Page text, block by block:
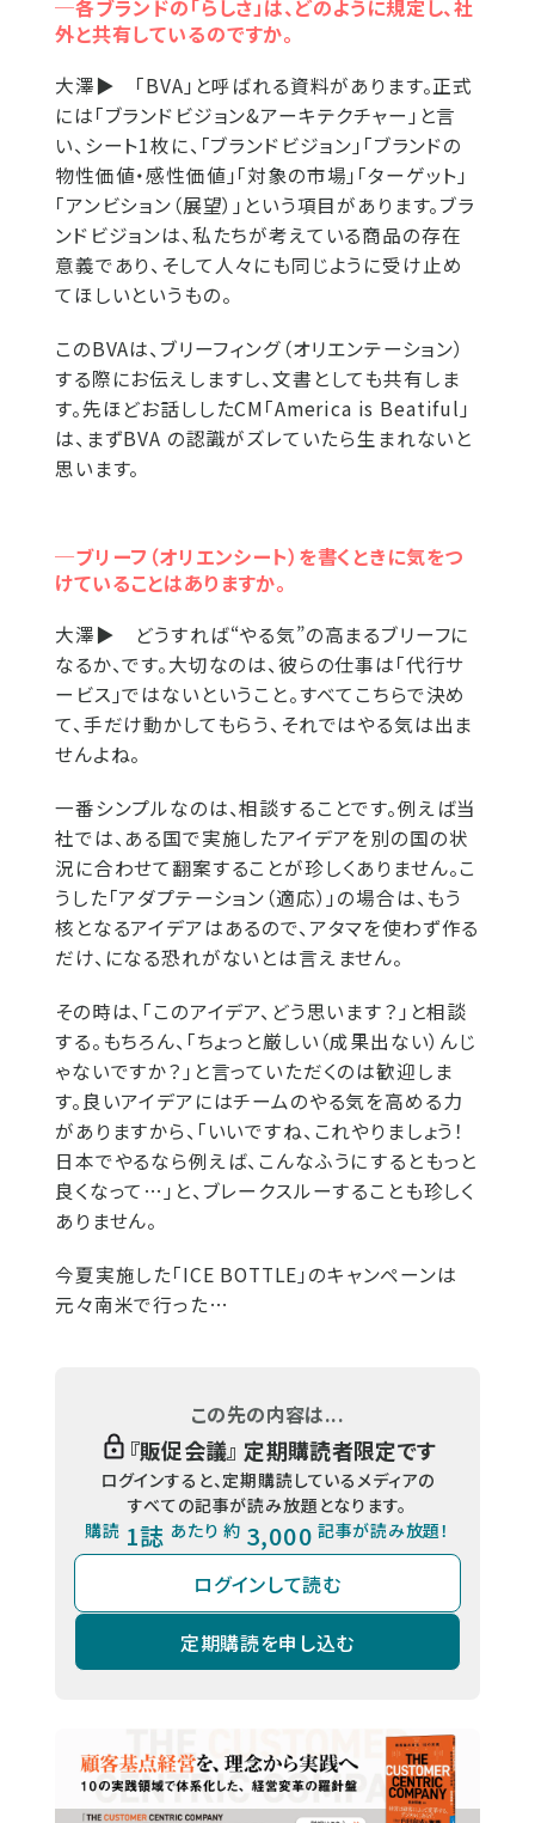
─各ブランドの「らしさ」は、どのように規定し、社
外と共有しているのですか。
大澤▶ 「BVA」と呼ばれる資料があります。正式
には「ブランドビジョン&アーキテクチャー」と言
い、シート1枚に、「ブランドビジョン」「ブランドの
物性価値・感性価値」「対象の市場」「ターゲット」
「アンビション（展望）」という項目があります。ブラ
ンドビジョンは、私たちが考えている商品の存在
意義であり、そして人々にも同じように受け止め
てほしいというもの。
このBVAは、ブリーフィング（オリエンテーション）
する際にお伝えしますし、文書としても共有しま
す。先ほどお話ししたCM「America is Beatiful」
は、まずBVA の認識がズレていたら生まれないと
思います。
─ブリーフ（オリエンシート）を書くときに気をつ
けていることはありますか。
大澤▶ どうすれば“やる気”の高まるブリーフに
なるか、です。大切なのは、彼らの仕事は「代行サ
ービス」ではないということ。すべてこちらで決め
て、手だけ動かしてもらう、それではやる気は出ま
せんよね。
一番シンプルなのは、相談することです。例えば当
社では、ある国で実施したアイデアを別の国の状
況に合わせて翻案することが珍しくありません。こ
うした「アダプテーション（適応）」の場合は、もう
核となるアイデアはあるので、アタマを使わず作る
だけ、になる恐れがないとは言えません。
その時は、「このアイデア、どう思います？」と相談
する。もちろん、「ちょっと厳しい（成果出ない）んじ
ゃないですか？」と言っていただくのは歓迎しま
す。良いアイデアにはチームのやる気を高める力
がありますから、「いいですね、これやりましょう！
日本でやるなら例えば、こんなふうにするともっと
良くなって…」と、ブレークスルーすることも珍しく
ありません。
今夏実施した「ICE BOTTLE」のキャンペーンは
元々南米で行った…
この先の内容は...
『販促会議』 定期購読者限定です
ログインすると、定期購読しているメディアの
すべての記事が読み放題となります。
購読 1誌 あたり 約 3,000 記事が読み放題！
ログインして読む
定期購読を申し込む